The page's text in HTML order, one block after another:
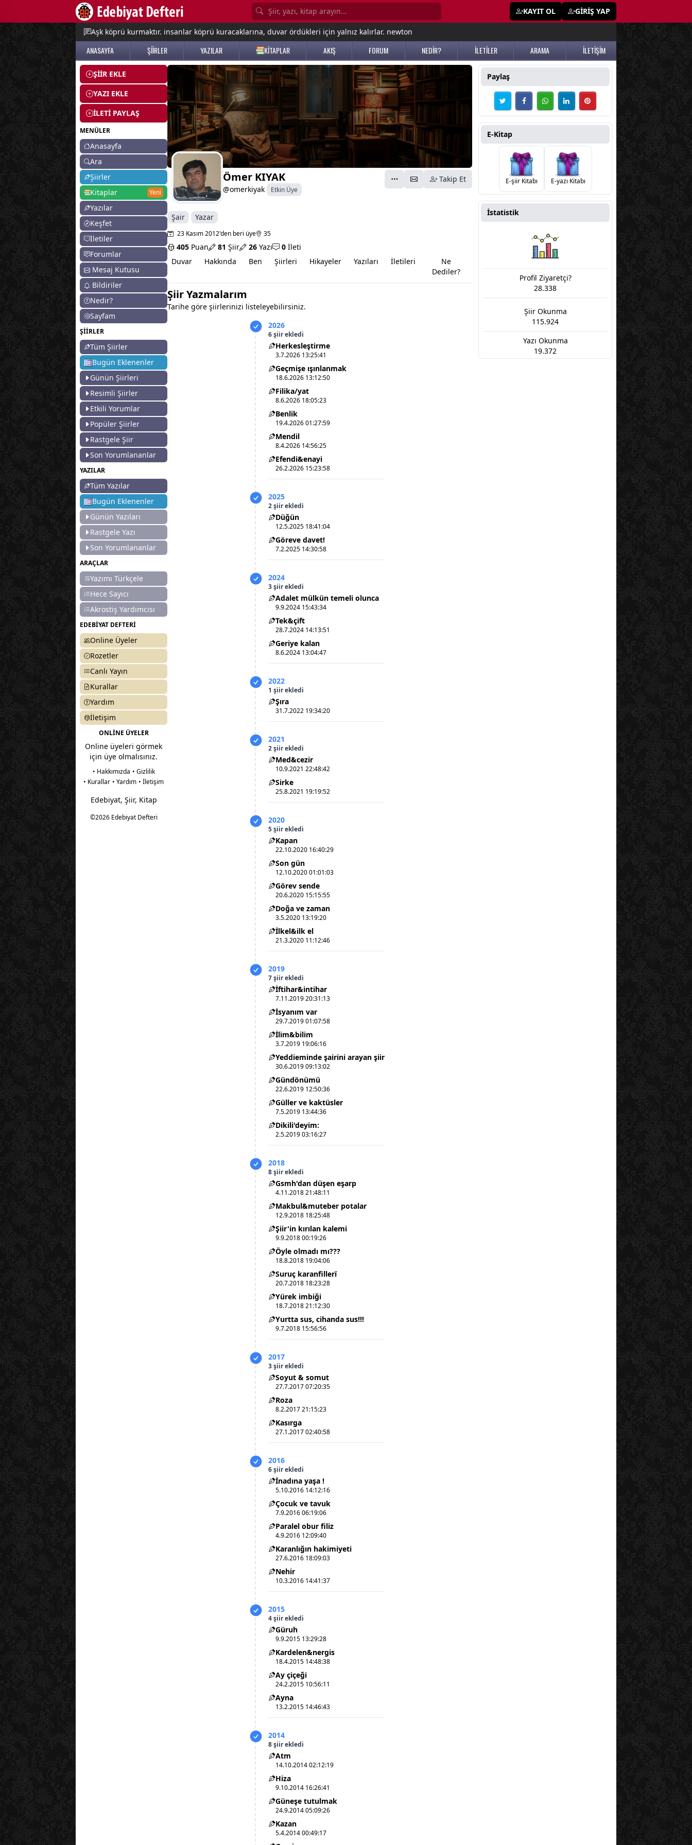
KAYIT OL GİRİŞ YAP
Aşk köprü kurmaktır. insanlar köprü kuracaklarına, duvar ördükleri için yalnız kalırlar. newton
ANASAYFA ŞİİRLER YAZILAR KİTAPLAR AKIŞ FORUM NEDİR? İLETİLER ARAMA İLETİŞİM
ŞİİR EKLE
YAZI EKLE
İLETİ PAYLAŞ
MENÜLER
Anasayfa
Ara
Şiirler
Kitaplar
Yeni
Yazılar
Keşfet
İletiler
Forumlar
Mesaj Kutusu
Bildiriler
Nedir?
Sayfam
ŞİİRLER
Tüm Şiirler
Bugün Eklenenler
Günün Şiirleri
Resimli Şiirler
Etkili Yorumlar
Popüler Şiirler
Rastgele Şiir
Son Yorumlananlar
YAZILAR
Tüm Yazılar
Bugün Eklenenler
Günün Yazıları
Rastgele Yazı
Son Yorumlananlar
ARAÇLAR
Yazımı Türkçele
Hece Sayıcı
Akrostiş Yardımcısı
EDEBİYAT DEFTERİ
Online Üyeler
Rozetler
Canlı Yayın
Kurallar
Yardım
İletişim
ONLİNE ÜYELER
Online üyeleri görmek
için üye olmalısınız.
• Hakkımızda • Gizlilik
• Kurallar • Yardım • İletişim
Edebiyat, Şiir, Kitap
©2026 Edebiyat Defteri
Ömer KIYAK
@omerkiyak Etkin Üye
Takip Et
Şair Yazar
23 Kasım 2012'den beri üye 35
405 Puan 81 Şiir 26 Yazı 0 İleti
Duvar
Hakkında Ben Şiirleri Hikayeler Yazıları İletileri
Ne
Dediler?
Şiir Yazmalarım
Tarihe göre şiirlerinizi listeleyebilirsiniz.
2026
6 şiir ekledi
Herkesleştirme
3.7.2026 13:25:41
Geçmişe ışınlanmak
18.6.2026 13:12:50
Filika/yat
8.6.2026 18:05:23
Benlik
19.4.2026 01:27:59
Mendil
8.4.2026 14:56:25
Efendi&enayi
26.2.2026 15:23:58
2025
2 şiir ekledi
Düğün
12.5.2025 18:41:04
Göreve davet!
7.2.2025 14:30:58
2024
3 şiir ekledi
Adalet mülkün temeli olunca
9.9.2024 15:43:34
Tek&çift
28.7.2024 14:13:51
Geriye kalan
8.6.2024 13:04:47
2022
1 şiir ekledi
Şıra
31.7.2022 19:34:20
2021
2 şiir ekledi
Med&cezir
10.9.2021 22:48:42
Sirke
25.8.2021 19:19:52
2020
5 şiir ekledi
Kapan
22.10.2020 16:40:29
Son gün
12.10.2020 01:01:03
Görev sende
20.6.2020 15:15:55
Doğa ve zaman
3.5.2020 13:19:20
İlkel&ilk el
21.3.2020 11:12:46
2019
7 şiir ekledi
İftihar&intihar
7.11.2019 20:31:13
İsyanım var
29.7.2019 01:07:58
İlim&bilim
3.7.2019 19:06:16
Yeddieminde şairini arayan şiir
30.6.2019 09:13:02
Gündönümü
22.6.2019 12:50:36
Güller ve kaktüsler
7.5.2019 13:44:36
Dikili'deyim:
2.5.2019 03:16:27
2018
8 şiir ekledi
Gsmh'dan düşen eşarp
4.11.2018 21:48:11
Makbul&muteber potalar
12.9.2018 18:25:48
Şiir'in kırılan kalemi
9.9.2018 00:19:26
Öyle olmadı mı???
18.8.2018 19:04:06
Suruç karanfillerï
20.7.2018 18:23:28
Yürek imbiği
18.7.2018 21:12:30
Yurtta sus, cihanda sus!!!
9.7.2018 15:56:56
2017
3 şiir ekledi
Soyut & somut
27.7.2017 07:20:35
Roza
8.2.2017 21:15:23
Kasırga
27.1.2017 02:40:58
2016
6 şiir ekledi
İnadına yaşa !
5.10.2016 14:12:16
Çocuk ve tavuk
7.9.2016 06:19:06
Paralel obur filiz
4.9.2016 12:09:40
Karanlığın hakimiyeti
27.6.2016 18:09:03
Nehir
10.3.2016 14:41:37
2015
4 şiir ekledi
Güruh
9.9.2015 13:29:28
Kardelen&nergis
18.4.2015 14:48:38
Ay çiçeği
24.2.2015 10:56:11
Ayna
13.2.2015 14:46:43
2014
8 şiir ekledi
Atm
14.10.2014 02:12:19
Hiza
9.10.2014 16:26:41
Güneşe tutulmak
24.9.2014 05:09:26
Kazan
5.4.2014 00:49:17
Paylaş
E-Kitap
E-şiir Kitabı E-yazı Kitabı
İstatistik
Profil Ziyaretçi?
28.338
Şiir Okunma
115.924
Yazı Okunma
19.372
menu